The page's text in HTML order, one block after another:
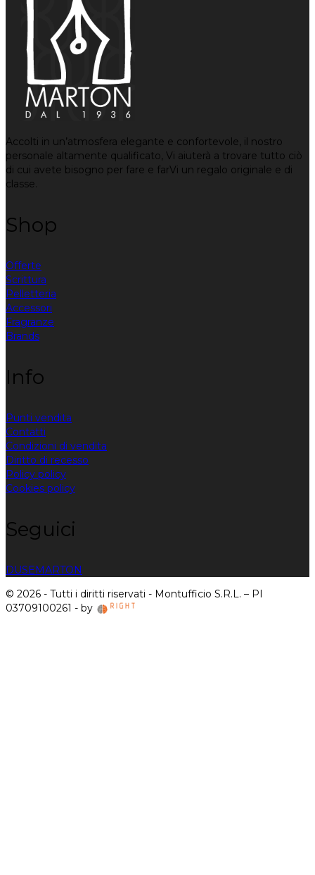
Accolti in un’atmosfera elegante e confortevole, il nostro
personale altamente qualificato, Vi aiuterà a trovare tutto ciò
di cui avete bisogno per fare e farVi un regalo originale e di
classe.
Shop
Offerte
Scrittura
Pelletteria
Accessori
Fragranze
Brands
Info
Punti vendita
Contatti
Condizioni di vendita
Diritto di recesso
Policy policy
Cookies policy
Seguici
DUSEMARTON
© 2026 - Tutti i diritti riservati - Montufficio S.R.L. – PI
03709100261 - by